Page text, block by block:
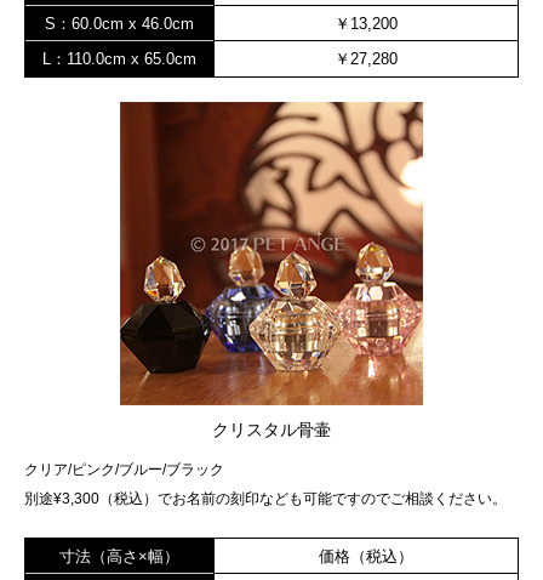
S：60.0cm x 46.0cm
￥13,200
L：110.0cm x 65.0cm
￥27,280
クリスタル骨壷
クリア/ピンク/ブルー/ブラック
別途¥3,300（税込）でお名前の刻印なども可能ですのでご相談ください。
寸法（高さ×幅）
価格（税込）